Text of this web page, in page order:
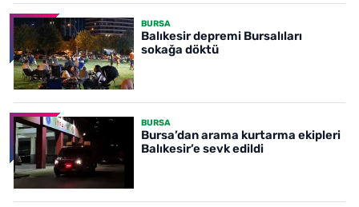
BURSA
Balıkesir depremi Bursalıları
sokağa döktü
BURSA
Bursa’dan arama kurtarma ekipleri
Balıkesir’e sevk edildi